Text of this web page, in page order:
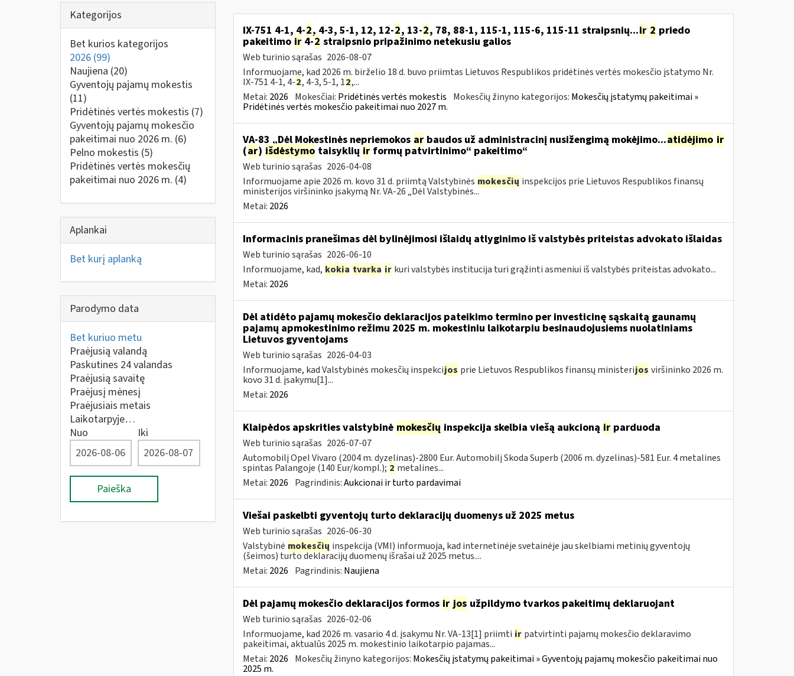
Kategorijos
Bet kurios kategorijos
2026 (99)
Naujiena (20)
Gyventojų pajamų mokestis
(11)
Pridėtinės vertės mokestis (7)
Gyventojų pajamų mokesčio
pakeitimai nuo 2026 m. (6)
Pelno mokestis (5)
Pridėtinės vertės mokesčių
pakeitimai nuo 2026 m. (4)
Aplankai
Bet kurį aplanką
Parodymo data
Bet kuriuo metu
Praėjusią valandą
Paskutines 24 valandas
Praėjusią savaitę
Praėjusį mėnesį
Praėjusiais metais
Laikotarpyje…
Nuo
Iki
Paieška
IX-751 4-1, 4-2, 4-3, 5-1, 12, 12-2, 13-2, 78, 88-1, 115-1, 115-6, 115-11 straipsnių...ir 2 priedo
pakeitimo ir4-2 straipsnio pripažinimo netekusiu galios
Web turinio sąrašas 2026-08-07
Informuojame, kad 2026 m. birželio 18 d. buvo priimtas Lietuvos Respublikos pridėtinės vertės mokesčio įstatymo Nr.
IX-751 4-1, 4-2, 4-3, 5-1, 12,...
Metai: 2026 Mokesčiai: Pridėtinės vertės mokestis Mokesčių žinyno kategorijos: Mokesčių įstatymų pakeitimai »
Pridėtinės vertės mokesčio pakeitimai nuo 2027 m.
VA-83 „Dėl Mokestinės nepriemokos arbaudos už administracinį nusižengimą mokėjimo...atidėjimo ir
(ar) išdėstymo taisyklių irformų patvirtinimo“ pakeitimo“
Web turinio sąrašas 2026-04-08
Informuojame apie 2026 m. kovo 31 d. priimtą Valstybinės mokesčių inspekcijos prie Lietuvos Respublikos finansų
ministerijos viršininko įsakymą Nr. VA-26 „Dėl Valstybinės...
Metai: 2026
Informacinis pranešimas dėl bylinėjimosi išlaidų atlyginimo iš valstybės priteistas advokato išlaidas
Web turinio sąrašas 2026-06-10
Informuojame, kad, kokia tvarka ir kuri valstybės institucija turi grąžinti asmeniui iš valstybės priteistas advokato...
Metai: 2026
Dėl atidėto pajamų mokesčio deklaracijos pateikimo termino per investicinę sąskaitą gaunamų
pajamų apmokestinimo režimu 2025 m. mokestiniu laikotarpiu besinaudojusiems nuolatiniams
Lietuvos gyventojams
Web turinio sąrašas 2026-04-03
Informuojame, kad Valstybinės mokesčių inspekcijos prie Lietuvos Respublikos finansų ministerijos viršininko 2026 m.
kovo 31 d. įsakymu[1]...
Metai: 2026
Klaipėdos apskrities valstybinė mokesčių inspekcija skelbia viešą aukcioną irparduoda
Web turinio sąrašas 2026-07-07
Automobilį Opel Vivaro (2004 m. dyzelinas)-2800 Eur. Automobilį Skoda Superb (2006 m. dyzelinas)-581 Eur. 4 metalines
spintas Palangoje (140 Eur/kompl.); 2 metalines...
Metai: 2026 Pagrindinis:Aukcionai ir turto pardavimai
Viešai paskelbti gyventojų turto deklaracijų duomenys už 2025 metus
Web turinio sąrašas 2026-06-30
Valstybinė mokesčių inspekcija (VMI) informuoja, kad internetinėje svetainėje jau skelbiami metinių gyventojų
(šeimos) turto deklaracijų duomenų išrašai už 2025 metus....
Metai: 2026 Pagrindinis: Naujiena
Dėl pajamų mokesčio deklaracijos formos ir jos užpildymo tvarkos pakeitimų deklaruojant
Web turinio sąrašas 2026-02-06
Informuojame, kad 2026 m. vasario 4 d. įsakymu Nr. VA-13[1] priimti ir patvirtinti pajamų mokesčio deklaravimo
pakeitimai, aktualūs 2025 m. mokestinio laikotarpio pajamas...
Metai: 2026 Mokesčių žinyno kategorijos: Mokesčių įstatymų pakeitimai » Gyventojų pajamų mokesčio pakeitimai nuo
2025 m.